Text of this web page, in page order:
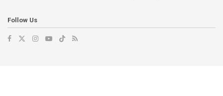
Follow Us